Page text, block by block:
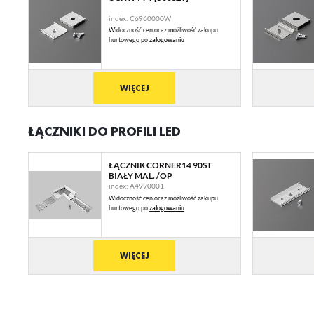
index: C6960000W
Widoczność cen oraz możliwość zakupu
hurtowego pozalogowaniu
WIĘCEJ
ŁĄCZNIKI DO PROFILI LED
ŁĄCZNIK CORNER14 90ST
BIAŁY MAL. /OP
index: A4990001
Widoczność cen oraz możliwość zakupu
hurtowego pozalogowaniu
WIĘCEJ